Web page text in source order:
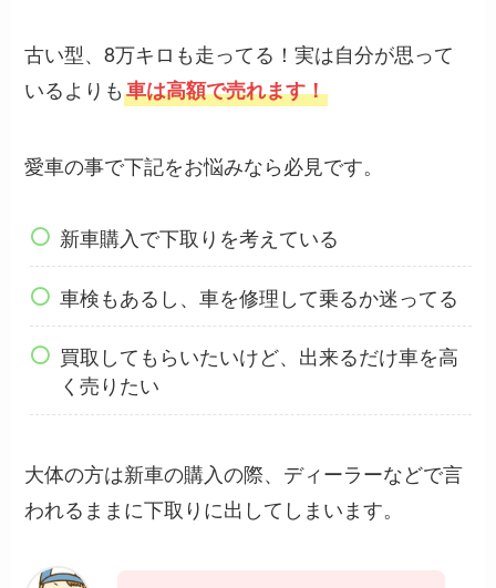
古い型、8万キロも走ってる！実は自分が思って
いるよりも車は高額で売れます！
愛車の事で下記をお悩みなら必見です。
新車購入で下取りを考えている
車検もあるし、車を修理して乗るか迷ってる
買取してもらいたいけど、出来るだけ車を高
く売りたい
大体の方は新車の購入の際、ディーラーなどで言
われるままに下取りに出してしまいます。